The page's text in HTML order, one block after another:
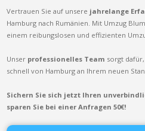
Vertrauen Sie auf unsere jahrelange
Hamburg nach Rumänien. Mit Umzug
einem reibungslosen und effizienten
Unser professionelles Team sorgt
schnell von Hamburg an Ihrem neuen
Sichern Sie sich jetzt Ihren
sparen Sie bei einer Anfragen 50€!